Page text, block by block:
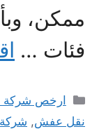
ممكن،
فئات …
التصنيفات
ارخص شركة
نقل عفش,